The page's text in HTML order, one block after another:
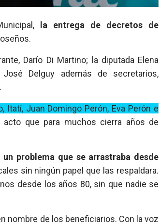
la entrega de decretos de
Darío Di Martino; la diputada Elena
Delguy además de secretarios,
Itatí, Juan Domingo Perón, Eva Perón e
que para muchos cierra años de
problema que se arrastraba desde
sin ningún papel que las respaldara.
desde los años 80, sin que nadie se
nombre de los beneficiarios. Con la voz